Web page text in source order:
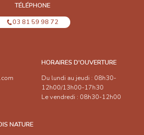
TÉLÉPHONE
03 81 59 98 72
HORAIRES D'OUVERTURE
Du lundi au jeudi : 08h30-
12h00/13h00-17h30
Le vendredi : 08h30-12h00
NATURE